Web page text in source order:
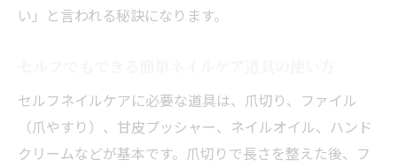
い」と言われる秘訣になります。
セルフネイルケアに必要な道具は、爪切り、ファイル
（爪やすり）、甘皮プッシャー、ネイルオイル、ハンド
クリームなどが基本です。爪切りで長さを整えた後、フ